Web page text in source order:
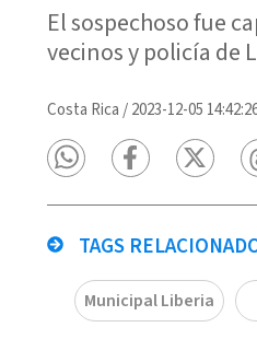
El sospechoso fue
vecinos y policía de
Costa Rica /2023-12-05
TAGS
Municipal Liberia